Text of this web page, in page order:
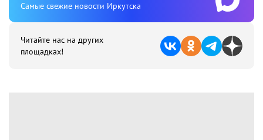
Cамые свежие новости Иркутска
Читайте нас на других
площадках!